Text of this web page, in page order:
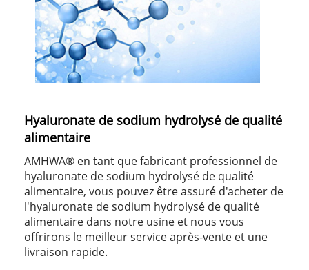
Hyaluronate de sodium hydrolysé de qualité
alimentaire
AMHWA® en tant que fabricant professionnel de
hyaluronate de sodium hydrolysé de qualité
alimentaire, vous pouvez être assuré d'acheter de
l'hyaluronate de sodium hydrolysé de qualité
alimentaire dans notre usine et nous vous
offrirons le meilleur service après-vente et une
livraison rapide.